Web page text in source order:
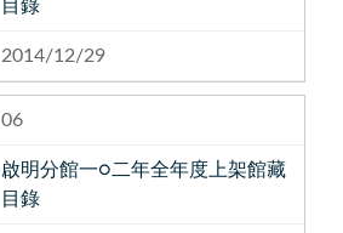
目錄
2014/12/29
06
啟明分館一○二年全年度上架館藏
目錄